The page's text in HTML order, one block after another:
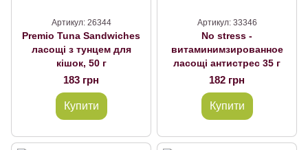
Артикул: 26344
Premio Tuna Sandwiches
ласощі з тунцем для
кішок, 50 г
183 грн
Купити
Артикул: 33346
No stress -
витаминимзированное
ласощі антистрес 35 г
182 грн
Купити